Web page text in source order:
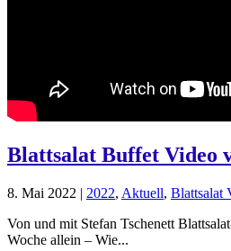
Blattsalat Buffet Video
8. Mai 2022 | 2022, Aktuell, Blattsalat
Von und mit Stefan Tschenett
Woche allein – Wie...